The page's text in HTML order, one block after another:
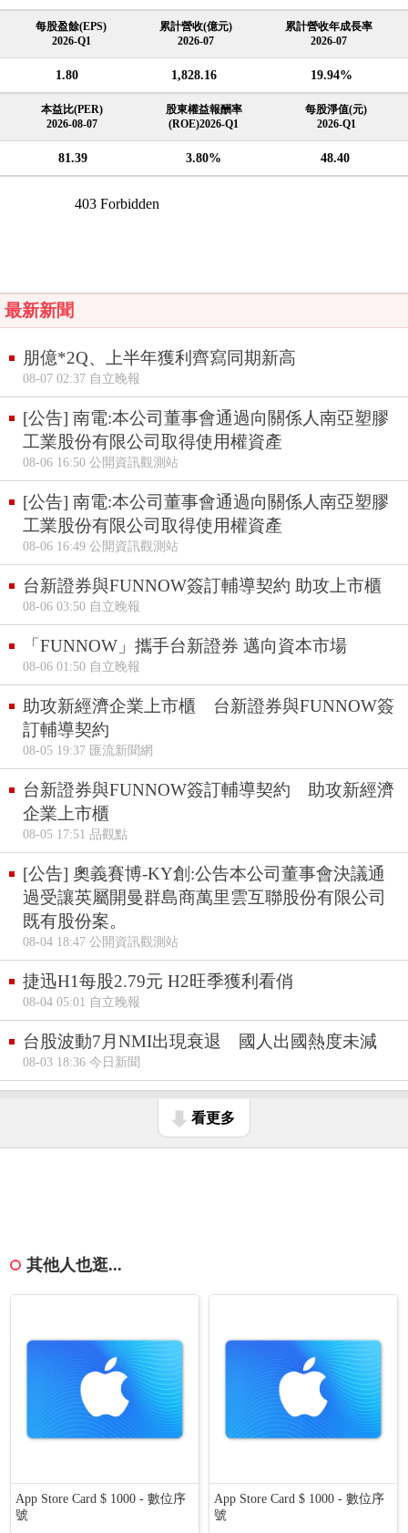
每股盈餘(EPS)
2026-Q1
累計營收(億元)
2026-07
累計營收年成長率
2026-07
1.80 1,828.16 19.94%
本益比(PER)
2026-08-07
股東權益報酬率
(ROE)2026-Q1
每股淨值(元)
2026-Q1
81.39 3.80% 48.40
最新新聞
朋億*2Q、上半年獲利齊寫同期新高
08-07 02:37 自立晚報
[公告] 南電:本公司董事會通過向關係人南亞塑膠
工業股份有限公司取得使用權資產
08-06 16:50 公開資訊觀測站
[公告] 南電:本公司董事會通過向關係人南亞塑膠
工業股份有限公司取得使用權資產
08-06 16:49 公開資訊觀測站
台新證券與FUNNOW簽訂輔導契約 助攻上市櫃
08-06 03:50 自立晚報
「FUNNOW」攜手台新證券 邁向資本市場
08-06 01:50 自立晚報
助攻新經濟企業上市櫃 台新證券與FUNNOW簽
訂輔導契約
08-05 19:37 匯流新聞網
台新證券與FUNNOW簽訂輔導契約 助攻新經濟
企業上市櫃
08-05 17:51 品觀點
[公告] 奧義賽博-KY創:公告本公司董事會決議通
過受讓英屬開曼群島商萬里雲互聯股份有限公司
既有股份案。
08-04 18:47 公開資訊觀測站
捷迅H1每股2.79元 H2旺季獲利看俏
08-04 05:01 自立晚報
台股波動7月NMI出現衰退 國人出國熱度未減
08-03 18:36 今日新聞
看更多
其他人也逛...
App Store Card $ 1000 - 數位序
號
App Store Card $ 1000 - 數位序
號